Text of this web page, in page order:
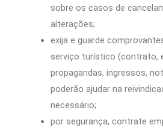
sobre os casos de
alterações;
exija e guarde
serviço turístico (contrato,
propagandas, ingressos,
poderão ajudar na
necessário;
por segurança, contrate